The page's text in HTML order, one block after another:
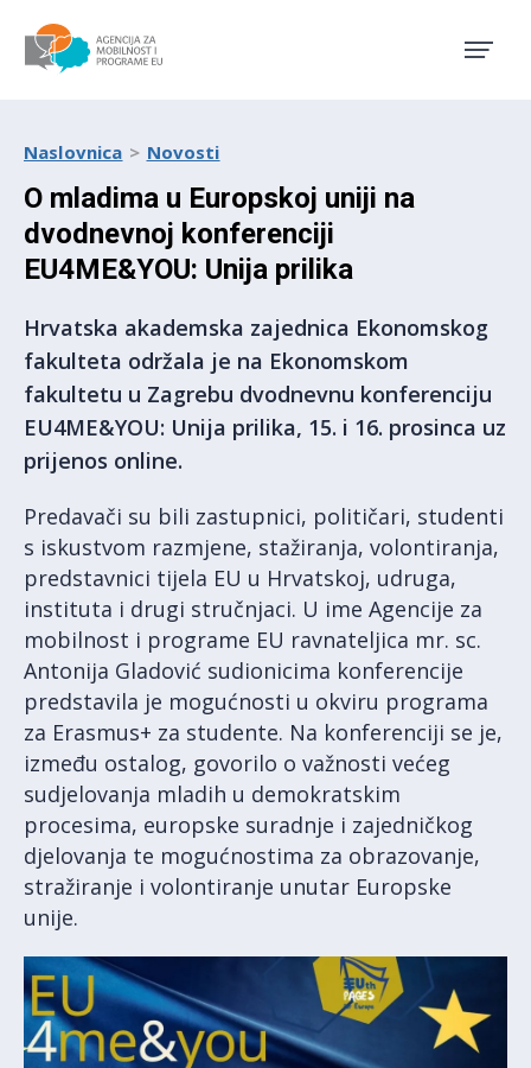
Naslovnica Novosti
O mladima u Europskoj uniji na
dvodnevnoj konferenciji
EU4ME&YOU: Unija prilika
Hrvatska akademska zajednica Ekonomskog
fakulteta održala je na Ekonomskom
fakultetu u Zagrebu dvodnevnu konferenciju
EU4ME&YOU: Unija prilika, 15. i 16. prosinca uz
prijenos online.
Predavači su bili zastupnici, političari, studenti
s iskustvom razmjene, stažiranja, volontiranja,
predstavnici tijela EU u Hrvatskoj, udruga,
instituta i drugi stručnjaci. U ime Agencije za
mobilnost i programe EU ravnateljica mr. sc.
Antonija Gladović sudionicima konferencije
predstavila je mogućnosti u okviru programa
za Erasmus+ za studente. Na konferenciji se je,
između ostalog, govorilo o važnosti većeg
sudjelovanja mladih u demokratskim
procesima, europske suradnje i zajedničkog
djelovanja te mogućnostima za obrazovanje,
stražiranje i volontiranje unutar Europske
unije.